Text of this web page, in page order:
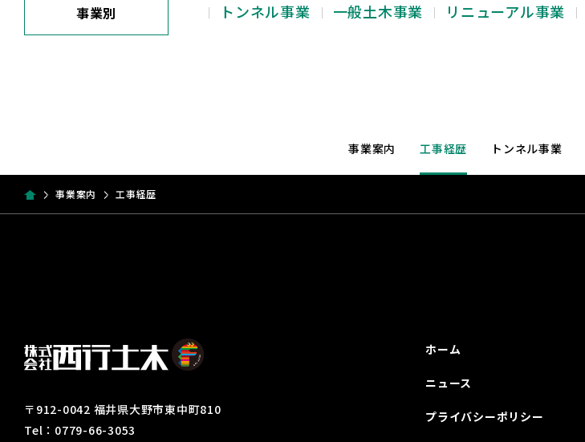
事業別 トンネル事業 一般土木事業 リニューアル事業
事業案内 工事経歴 トンネル事業
事業案内 工事経歴
〒912-0042 福井県大野市東中町810
Tel：0779-66-3053
ホーム
ニュース
プライバシーポリシー